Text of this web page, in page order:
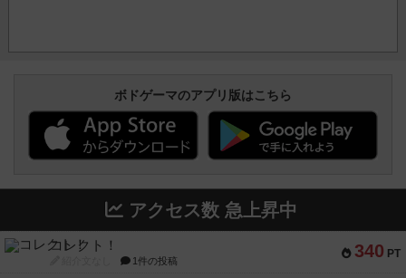
ボドゲーマのアプリ版はこちら
アクセス数 急上昇中
340 PT
コレクト！
1件の投稿